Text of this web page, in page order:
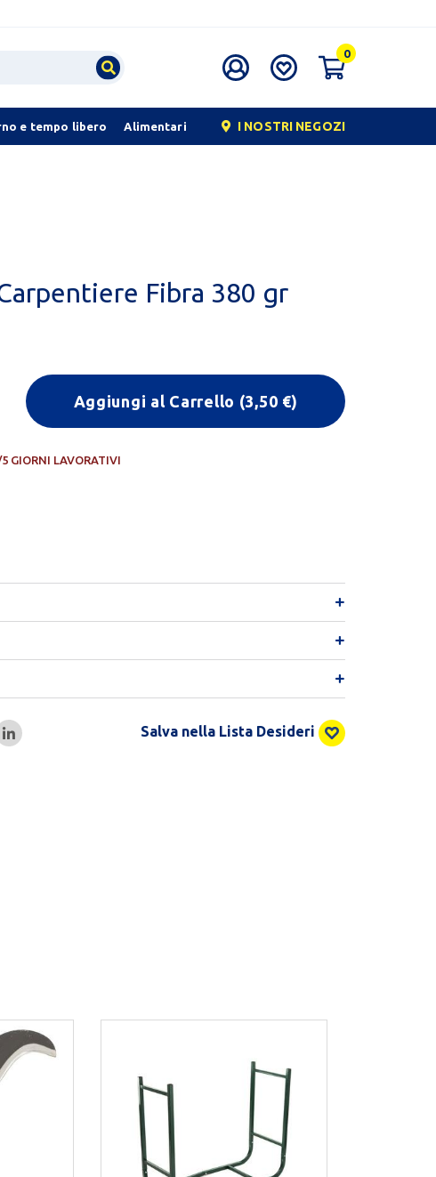
0
e tempo libero Alimentari I NOSTRI NEGOZI
Fibra 380 gr
Aggiungi al Carrello (3,50 €)
GIORNI LAVORATIVI
Salva nella Lista Desideri